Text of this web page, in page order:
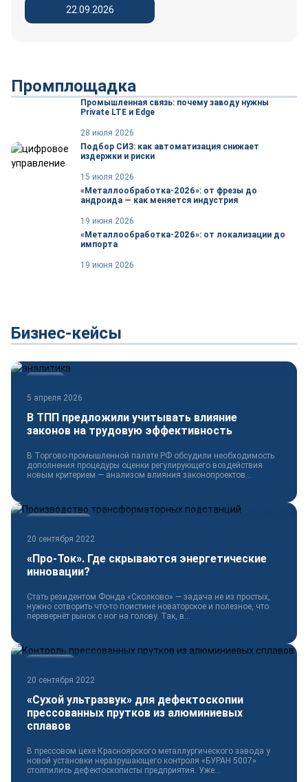
22.09.2026
Промплощадка
Промышленная связь: почему заводу нужны
Private LTE и Edge
28 июля 2026
Подбор СИЗ: как автоматизация снижает
издержки и риски
15 июля 2026
«Металлообработка-2026»: от фрезы до
андроида — как меняется индустрия
19 июня 2026
«Металлообработка-2026»: от локализации до
импорта
19 июня 2026
Бизнес-кейсы
5 апреля 2026
В ТПП предложили учитывать влияние
законов на трудовую эффективность
В Торгово-промышленной палате РФ обсудили необходимость
дополнения процедуры оценки регулирующего воздействия
новым критерием — анализом влияния законопроектов...
20 сентября 2022
«Про-Ток». Где скрываются энергетические
инновации?
Стать резидентом Фонда «Сколково» — задача не из простых,
нужно сотворить что-то поистине новаторское и полезное, что
перевернёт рынок с ног на голову. Так, в...
20 сентября 2022
«Сухой ультразвук» для дефектоскопии
прессованных прутков из алюминиевых
сплавов
В прессовом цехе Красноярского металлургического завода у
новой установки неразрушающего контроля «БУРАН 5007»
столпились дефектоскописты предприятия. Уже...